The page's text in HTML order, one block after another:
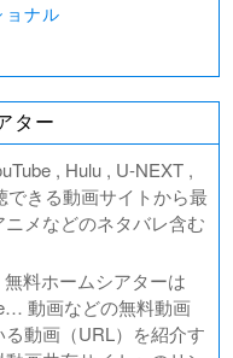
ナル
ーでもよくて～
ター
, Hulu , U-NEXT ,
できる動画サイトから最
メなどのネタバレ含む
料ホームシアターは
動画などの無料動画
動画（URL）を紹介す